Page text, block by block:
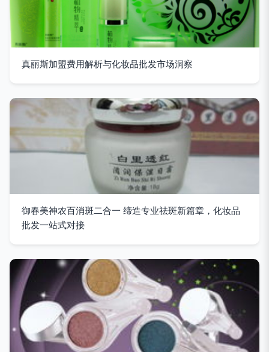
真丽斯加盟费用解析与化妆品批发市场洞察
御春美神农百消斑二合一 缔造专业祛斑新篇章，化妆品
批发一站式对接